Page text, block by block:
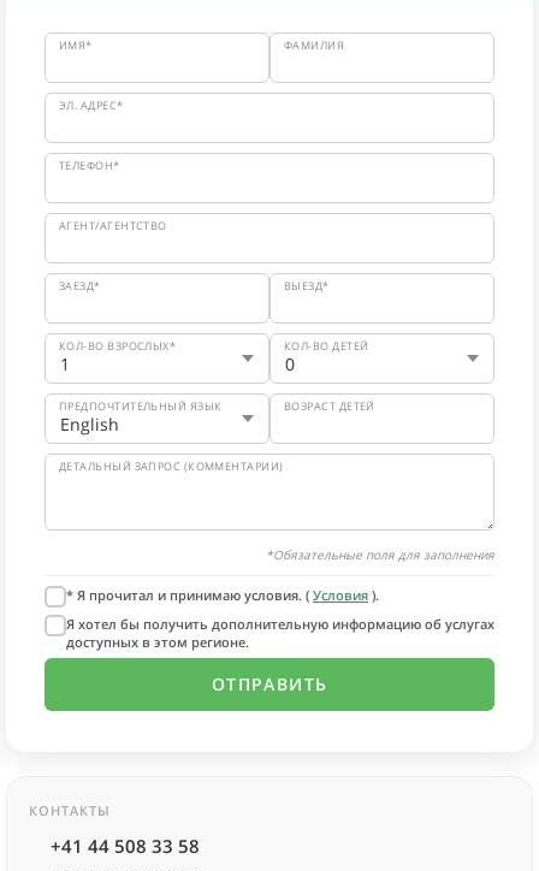
ИМЯ* ФАМИЛИЯ
ЭЛ. АДРЕС*
ТЕЛЕФОН*
АГЕНТ/АГЕНТСТВО
ЗАЕЗД* ВЫЕЗД*
КОЛ-ВО ВЗРОСЛЫХ* КОЛ-ВО ДЕТЕЙ
ПРЕДПОЧТИТЕЛЬНЫЙ ЯЗЫК ВОЗРАСТ ДЕТЕЙ
ДЕТАЛЬНЫЙ ЗАПРОС (КОММЕНТАРИИ)
*Обязательные поля для заполнения
* Я прочитал и принимаю условия. ( Условия ).
Я хотел бы получить дополнительную информацию об услугах
доступных в этом регионе.
КОНТАКТЫ
+41 44 508 33 58